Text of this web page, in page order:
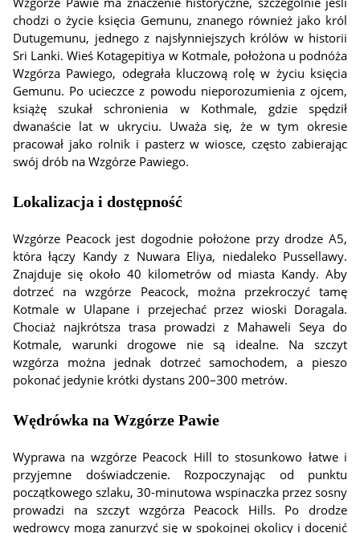
chodzi o życie księcia Gemunu, znanego również jako król
Dutugemunu, jednego z najsłynniejszych królów w historii
Sri Lanki. Wieś Kotagepitiya w Kotmale, położona u podnóża
Wzgórza Pawiego, odegrała kluczową rolę w życiu księcia
Gemunu. Po ucieczce z powodu nieporozumienia z ojcem,
książę szukał schronienia w Kothmale, gdzie spędził
dwanaście lat w ukryciu. Uważa się, że w tym okresie
pracował jako rolnik i pasterz w wiosce, często zabierając
swój drób na Wzgórze Pawiego.
Lokalizacja i dostępność
Wzgórze Peacock jest dogodnie położone przy drodze A5,
która łączy Kandy z Nuwara Eliya, niedaleko Pussellawy.
Znajduje się około 40 kilometrów od miasta Kandy. Aby
dotrzeć na wzgórze Peacock, można przekroczyć tamę
Kotmale w Ulapane i przejechać przez wioski Doragala.
Chociaż najkrótsza trasa prowadzi z Mahaweli Seya do
Kotmale, warunki drogowe nie są idealne. Na szczyt
wzgórza można jednak dotrzeć samochodem, a pieszo
pokonać jedynie krótki dystans 200–300 metrów.
Wędrówka na Wzgórze Pawie
Wyprawa na wzgórze Peacock Hill to stosunkowo łatwe i
przyjemne doświadczenie. Rozpoczynając od punktu
początkowego szlaku, 30-minutowa wspinaczka przez sosny
prowadzi na szczyt wzgórza Peacock Hills. Po drodze
wędrowcy mogą zanurzyć się w spokojnej okolicy i docenić